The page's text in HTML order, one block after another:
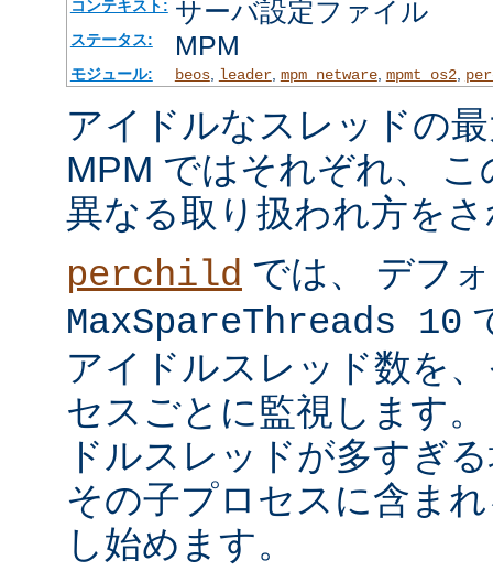
コンテキスト: サーバ設定ファイル
ステータス: MPM
モジュール: beos, leader, mpm_netware, mpmt_os2,
アイドルなスレッドの
MPM ではそれぞれ、
異なる取り扱われ方を
perchild では、 デフ
MaxSpareThreads 10
アイドルスレッド数を
セスごとに監視します
ドルスレッドが多すぎ
その子プロセスに含ま
し始めます。